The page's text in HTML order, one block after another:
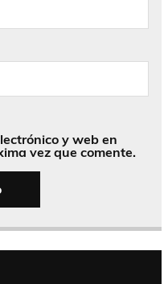
y web en
vez que comente.